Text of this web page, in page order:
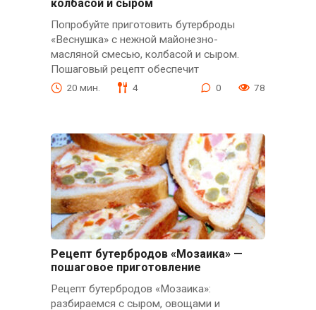
колбасой и сыром
Попробуйте приготовить бутерброды
«Веснушка» с нежной майонезно-
масляной смесью, колбасой и сыром.
Пошаговый рецепт обеспечит
20 мин. 4 0 78
Рецепт бутербродов «Мозаика» —
пошаговое приготовление
Рецепт бутербродов «Мозаика»:
разбираемся с сыром, овощами и